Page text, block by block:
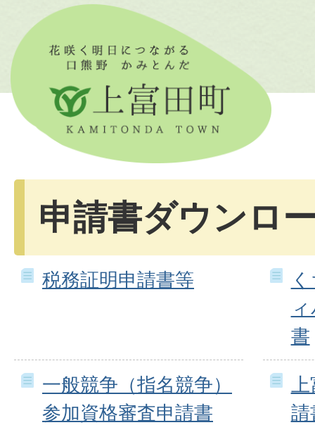
申請書ダウンロ
税務証明申請書等
書
一般競争（指名競争）
参加資格審査申請書
上
請